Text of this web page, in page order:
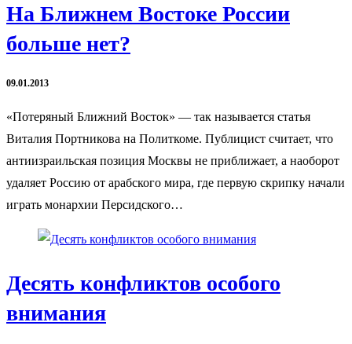
На Ближнем Востоке России
больше нет?
09.01.2013
«Потеряный Ближний Восток» — так называется статья
Виталия Портникова на Политкоме. Публицист считает, что
антиизраильская позиция Москвы не приближает, а наоборот
удаляет Россию от арабского мира, где первую скрипку начали
играть монархии Персидского…
Десять конфликтов особого
внимания